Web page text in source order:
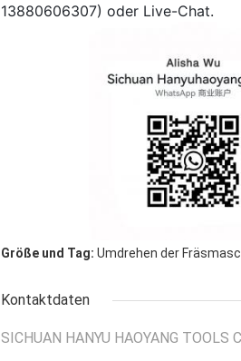
13880606307) oder Live-Chat.
Größe und Tag: Umdrehen der
Kontaktdaten
SICHUAN HANYU HAOYANG TOOLS